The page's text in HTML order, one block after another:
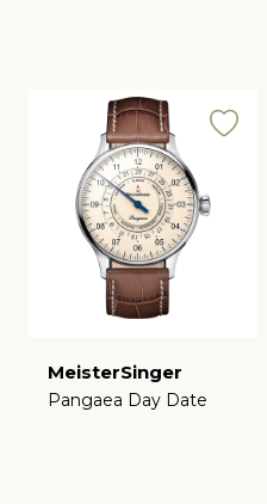
MeisterSinger
Pangaea Day Date